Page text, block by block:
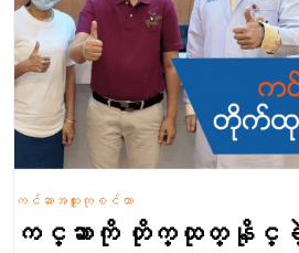
ကင္ဆာကို တိုက္ထုတ္နိုင္
ကင်ဆာအထူးကုစင်တာ